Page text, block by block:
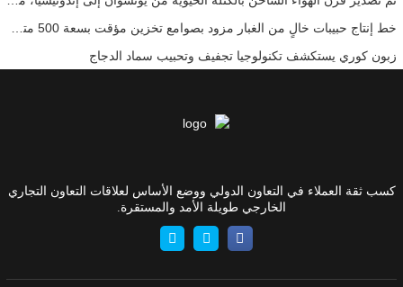
زبون كوري يستكشف تكنولوجيا تجفيف وتحبيب سماد الدجاج
كسب ثقة العملاء في التعاون الدولي ووضع الأساس لعلاقات التعاون التجاري
الخارجي طويلة الأمد والمستقرة.